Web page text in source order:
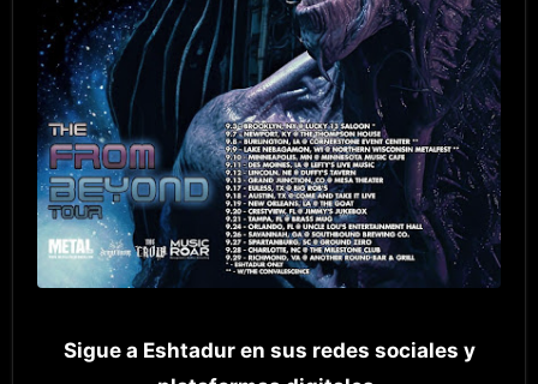
Sigue a Eshtadur en sus redes sociales y